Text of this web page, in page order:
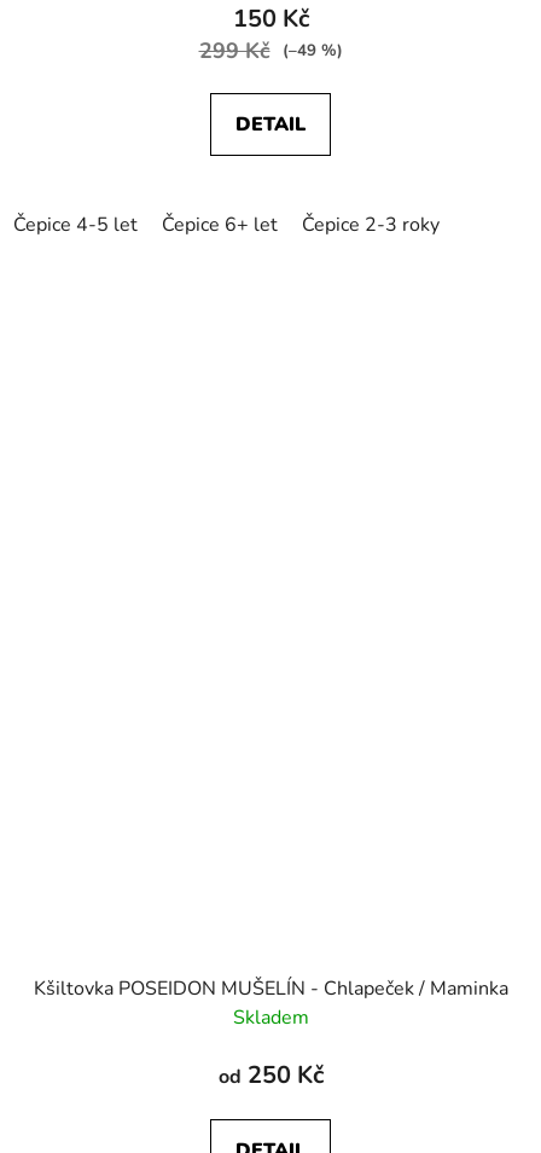
150 Kč
299 Kč (–49 %)
DETAIL
Čepice 4-5 let Čepice 6+ let Čepice 2-3 roky
Kšiltovka POSEIDON MUŠELÍN - Chlapeček / Maminka
Skladem
od 250 Kč